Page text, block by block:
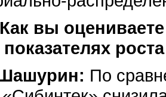
вы
показателях
По